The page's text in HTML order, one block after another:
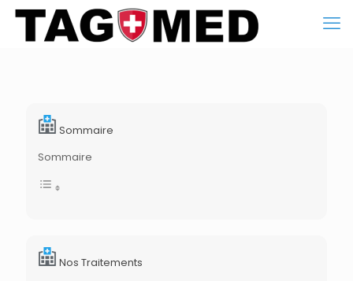
Sommaire
Sommaire
Nos Traitements